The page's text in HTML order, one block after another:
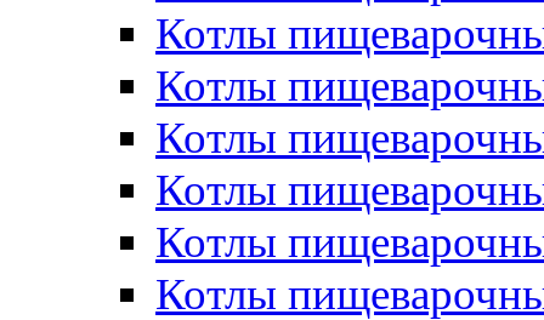
Котлы
Котлы
Котлы
Котлы
Котлы
Котлы